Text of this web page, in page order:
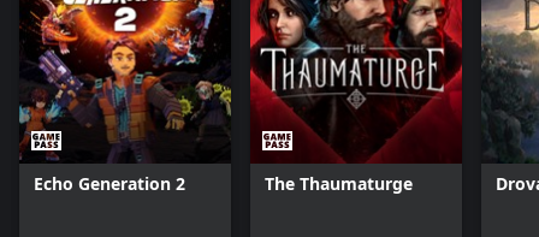
Echo Generation 2 The Thaumaturge